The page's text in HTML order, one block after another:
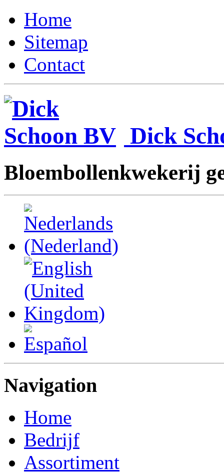
Home
Sitemap
Contact
Dick
Bloembollenkwekerij
Navigation
Home
Bedrijf
Assortiment